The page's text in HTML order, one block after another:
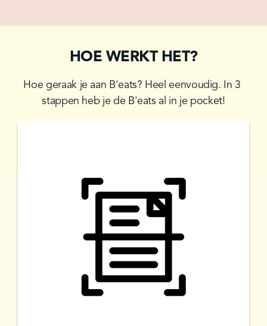
HOE WERKT HET?
Hoe geraak je aan B'eats? Heel eenvoudig. In 3
stappen heb je de B'eats al in je pocket!